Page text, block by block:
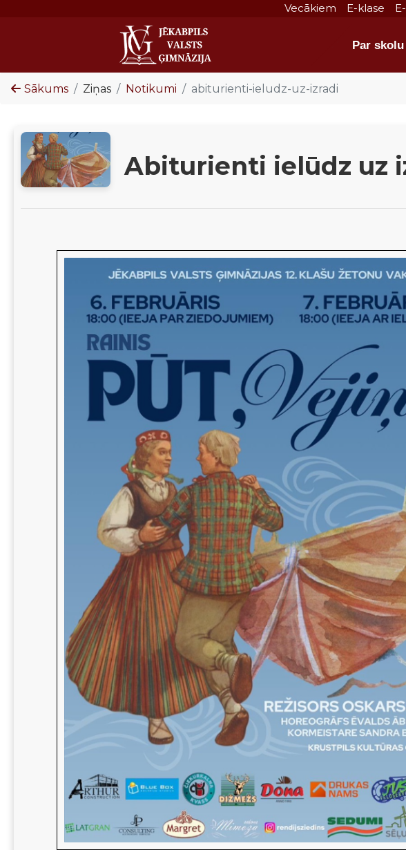
Vecākiem E-klase
Par skolu
Sākums Ziņas Notikumi abiturienti-ieludz-uz-izradi
Abiturienti ielūdz uz